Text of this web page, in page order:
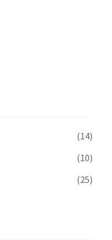
(14)
(10)
(25)